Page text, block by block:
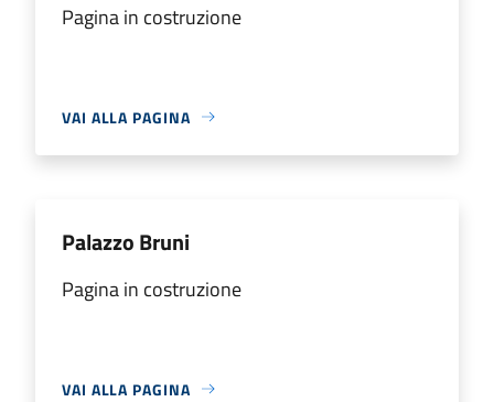
Pagina in costruzione
VAI ALLA PAGINA
Palazzo Bruni
Pagina in costruzione
VAI ALLA PAGINA